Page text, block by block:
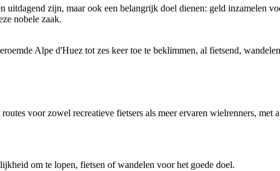
zijn, maar ook een belangrijk doel dienen: geld inzamelen
nobele zaak.
Alpe d'Huez tot zes keer toe te beklimmen, al fietsend,
voor zowel recreatieve fietsers als meer ervaren wielrenners, met
om te lopen, fietsen of wandelen voor het goede doel.